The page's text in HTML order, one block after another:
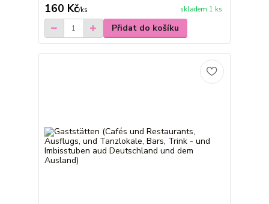
160 Kč/ks skladem 1 ks
Přidat do košíku